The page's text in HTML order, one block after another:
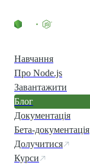
Навчання
Про Node.js
Завантажити
Блог
Документація
Бета-документація
Долучитися
Курси